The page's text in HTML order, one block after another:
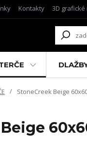
Kontakty 3D
StoneCreek Beige